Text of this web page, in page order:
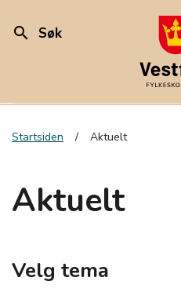
search Søk
Startsiden Aktuelt
Aktuelt
Velg tema